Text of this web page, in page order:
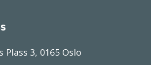
Plass 3, 0165 Oslo